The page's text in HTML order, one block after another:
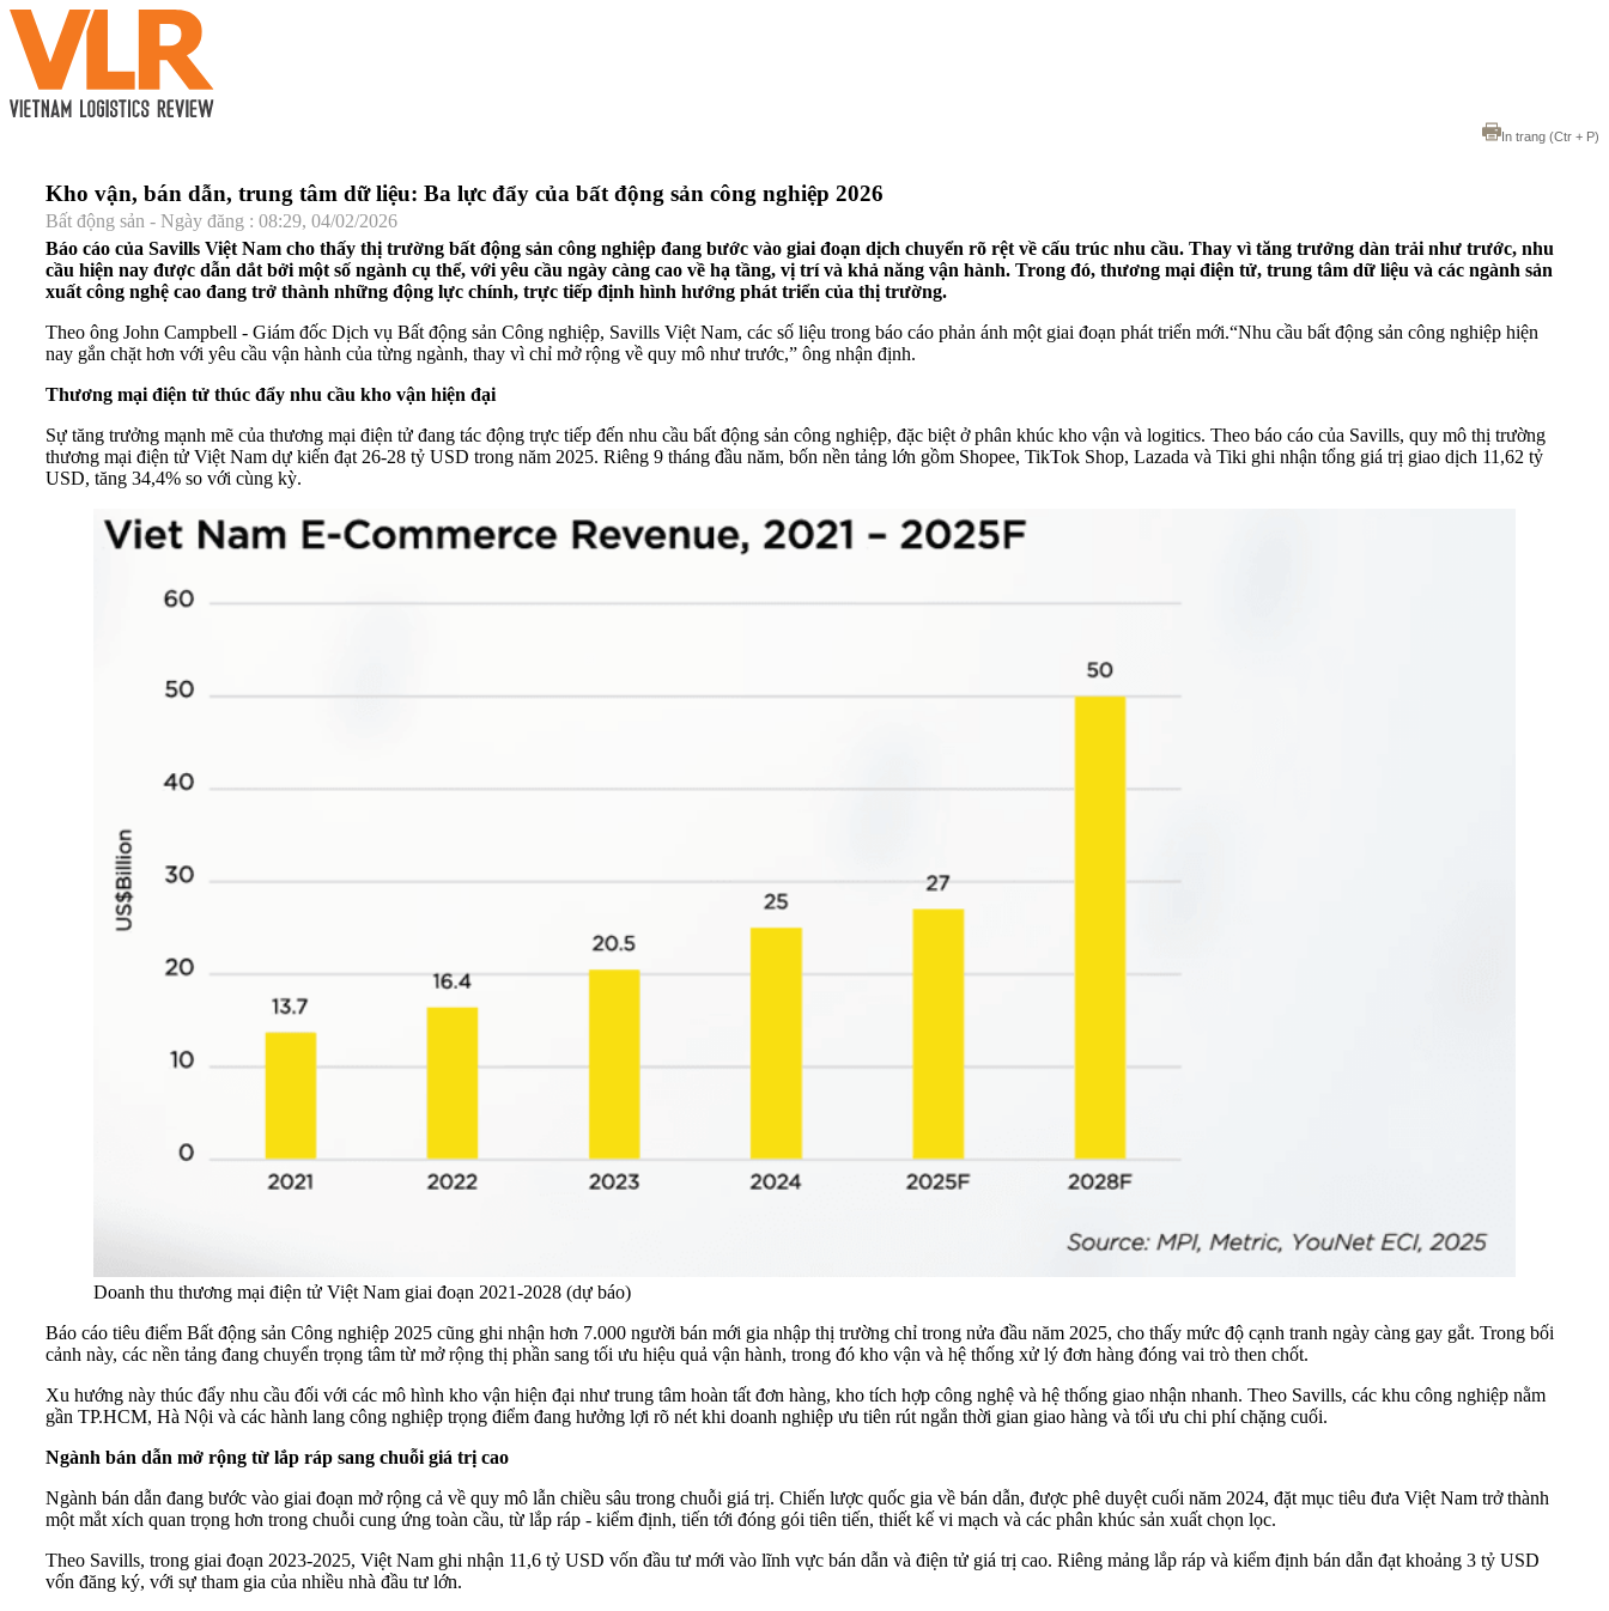
In trang (Ctr + P)
Kho vận, bán dẫn, trung tâm dữ liệu: Ba lực đẩy của bất động sản công nghiệp 2026
Bất động sản - Ngày đăng : 08:29, 04/02/2026
Báo cáo của Savills Việt Nam cho thấy thị trường bất động sản công nghiệp đang bước vào giai đoạn dịch chuyển rõ rệt về cấu trúc nhu cầu. Thay vì tăng trưởng dàn trải như trước, nhu
cầu hiện nay được dẫn dắt bởi một số ngành cụ thể, với yêu cầu ngày càng cao về hạ tầng, vị trí và khả năng vận hành. Trong đó, thương mại điện tử, trung tâm dữ liệu và các ngành sản
xuất công nghệ cao đang trở thành những động lực chính, trực tiếp định hình hướng phát triển của thị trường.
Theo ông John Campbell - Giám đốc Dịch vụ Bất động sản Công nghiệp, Savills Việt Nam, các số liệu trong báo cáo phản ánh một giai đoạn phát triển mới.“Nhu cầu bất động sản công nghiệp hiện
nay gắn chặt hơn với yêu cầu vận hành của từng ngành, thay vì chỉ mở rộng về quy mô như trước,” ông nhận định.
Thương mại điện tử thúc đẩy nhu cầu kho vận hiện đại
Sự tăng trưởng mạnh mẽ của thương mại điện tử đang tác động trực tiếp đến nhu cầu bất động sản công nghiệp, đặc biệt ở phân khúc kho vận và logitics. Theo báo cáo của Savills, quy mô thị trường
thương mại điện tử Việt Nam dự kiến đạt 26-28 tỷ USD trong năm 2025. Riêng 9 tháng đầu năm, bốn nền tảng lớn gồm Shopee, TikTok Shop, Lazada và Tiki ghi nhận tổng giá trị giao dịch 11,62 tỷ
USD, tăng 34,4% so với cùng kỳ.
Doanh thu thương mại điện tử Việt Nam giai đoạn 2021-2028 (dự báo)
Báo cáo tiêu điểm Bất động sản Công nghiệp 2025 cũng ghi nhận hơn 7.000 người bán mới gia nhập thị trường chỉ trong nửa đầu năm 2025, cho thấy mức độ cạnh tranh ngày càng gay gắt. Trong bối
cảnh này, các nền tảng đang chuyển trọng tâm từ mở rộng thị phần sang tối ưu hiệu quả vận hành, trong đó kho vận và hệ thống xử lý đơn hàng đóng vai trò then chốt.
Xu hướng này thúc đẩy nhu cầu đối với các mô hình kho vận hiện đại như trung tâm hoàn tất đơn hàng, kho tích hợp công nghệ và hệ thống giao nhận nhanh. Theo Savills, các khu công nghiệp nằm
gần TP.HCM, Hà Nội và các hành lang công nghiệp trọng điểm đang hưởng lợi rõ nét khi doanh nghiệp ưu tiên rút ngắn thời gian giao hàng và tối ưu chi phí chặng cuối.
Ngành bán dẫn mở rộng từ lắp ráp sang chuỗi giá trị cao
Ngành bán dẫn đang bước vào giai đoạn mở rộng cả về quy mô lẫn chiều sâu trong chuỗi giá trị. Chiến lược quốc gia về bán dẫn, được phê duyệt cuối năm 2024, đặt mục tiêu đưa Việt Nam trở thành
một mắt xích quan trọng hơn trong chuỗi cung ứng toàn cầu, từ lắp ráp - kiểm định, tiến tới đóng gói tiên tiến, thiết kế vi mạch và các phân khúc sản xuất chọn lọc.
Theo Savills, trong giai đoạn 2023-2025, Việt Nam ghi nhận 11,6 tỷ USD vốn đầu tư mới vào lĩnh vực bán dẫn và điện tử giá trị cao. Riêng mảng lắp ráp và kiểm định bán dẫn đạt khoảng 3 tỷ USD
vốn đăng ký, với sự tham gia của nhiều nhà đầu tư lớn.